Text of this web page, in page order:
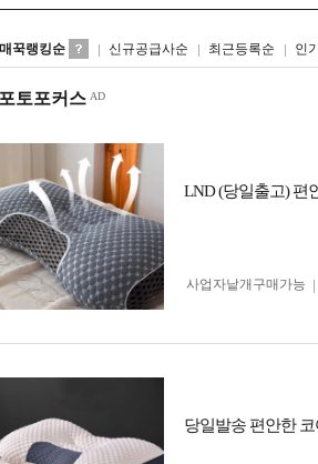
꾹랭킹순 신규공급사순 최근등록순 인
리
포토포커스
LND (당일출고) 편
사업자 낱개구매가능
당일발송 편안한